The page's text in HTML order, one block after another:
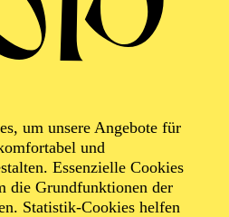
um unsere Angebote für
und
Essenzielle Cookies
die Grundfunktionen der
Statistik-Cookies helfen